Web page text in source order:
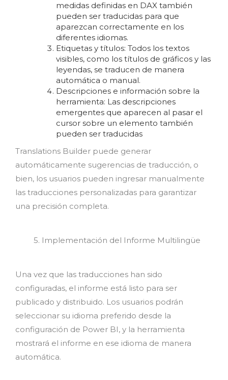
medidas definidas en DAX también
pueden ser traducidas para que
aparezcan correctamente en los
diferentes idiomas.
Etiquetas y títulos: Todos los textos
visibles, como los títulos de gráficos y las
leyendas, se traducen de manera
automática o manual.
Descripciones e información sobre la
herramienta: Las descripciones
emergentes que aparecen al pasar el
cursor sobre un elemento también
pueden ser traducidas
Translations Builder puede generar
automáticamente sugerencias de traducción, o
bien, los usuarios pueden ingresar manualmente
las traducciones personalizadas para garantizar
una precisión completa.
5. Implementación del Informe Multilingüe
Una vez que las traducciones han sido
configuradas, el informe está listo para ser
publicado y distribuido. Los usuarios podrán
seleccionar su idioma preferido desde la
configuración de Power BI, y la herramienta
mostrará el informe en ese idioma de manera
automática.